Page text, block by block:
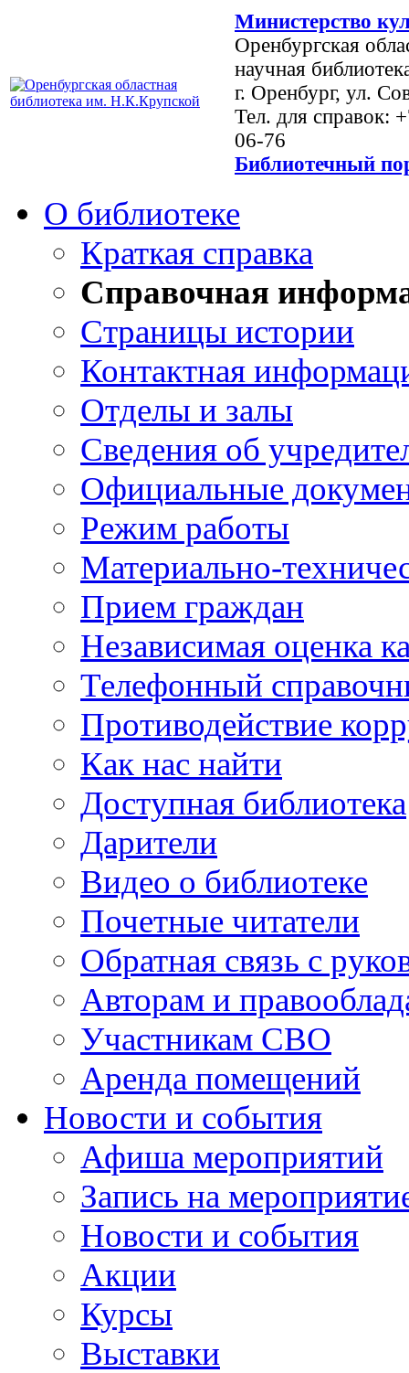
Министерство
Оренбургская
научная
г. Оренбург, ул.
Тел. для справок:
06-76
Библиотечный
О библиотеке
Краткая справка
Справочная
Страницы истории
Контактная
Отделы и залы
Сведения об
Официальные
Режим работы
Материально-
Прием граждан
Независимая оценка
Телефонный
Противодействие
Как нас найти
Доступная библиотека
Дарители
Видео о библиотеке
Почетные читатели
Обратная связь с
Авторам и
Участникам СВО
Аренда помещений
Новости и события
Афиша мероприятий
Запись на
Новости и события
Акции
Курсы
Выставки